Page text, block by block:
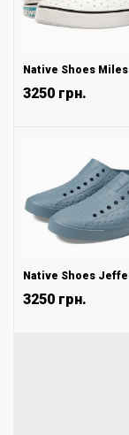
Native Shoes Miles
3250 грн.
3250 грн.